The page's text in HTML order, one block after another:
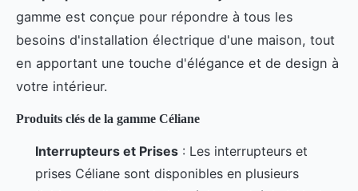
gamme est conçue pour répondre à tous les
besoins d'installation électrique d'une maison, tout
en apportant une touche d'élégance et de design à
votre intérieur.
Produits clés de la gamme Céliane
Interrupteurs et Prises : Les interrupteurs et
prises Céliane sont disponibles en plusieurs